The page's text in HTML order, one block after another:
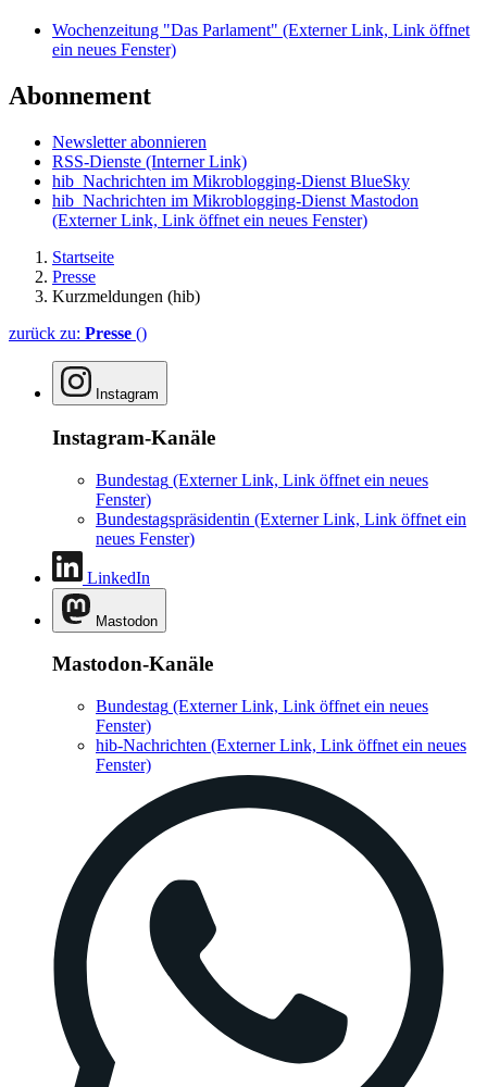
Wochenzeitung "Das Parlament" (Externer Link, Link öffnet
ein neues Fenster)
Abonnement
Newsletter abonnieren
RSS-Dienste (Interner Link)
hib_Nachrichten im Mikroblogging-Dienst BlueSky
hib_Nachrichten im Mikroblogging-Dienst Mastodon
(Externer Link, Link öffnet ein neues Fenster)
Startseite
Presse
Kurzmeldungen (hib)
zurück zu: Presse ()
Instagram
Instagram-Kanäle
Bundestag (Externer Link, Link öffnet ein neues
Fenster)
Bundestagspräsidentin (Externer Link, Link öffnet ein
neues Fenster)
LinkedIn
Mastodon
Mastodon-Kanäle
Bundestag (Externer Link, Link öffnet ein neues
Fenster)
hib-Nachrichten (Externer Link, Link öffnet ein neues
Fenster)